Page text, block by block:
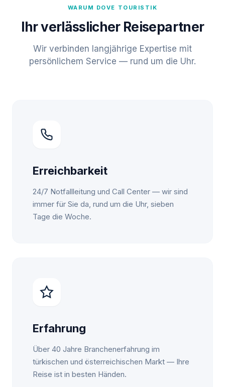
WARUM DOVE TOURISTIK
Ihr verlässlicher Reisepartner
Wir verbinden langjährige Expertise mit
persönlichem Service — rund um die Uhr.
Erreichbarkeit
24/7 Notfallleitung und Call Center — wir sind
immer für Sie da, rund um die Uhr, sieben
Tage die Woche.
Erfahrung
Über 40 Jahre Branchenerfahrung im
türkischen und österreichischen Markt — Ihre
Reise ist in besten Händen.